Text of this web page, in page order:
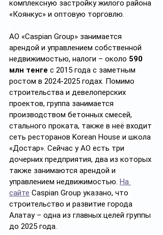
комплексную застройку жилого района
«Коянкус» и оптовую торговлю.
АО «Caspian Group» занимается
арендой и управлением собственной
недвижимостью, налоги – около 590
млн тенге с 2015 года с заметным
ростом в 2024-2025 годах. Помимо
строительства и девелоперских
проектов, группа занимается
производством бетонных смесей,
стального проката, также в неё входит
сеть ресторанов Korean House и школа
«Достар». Сейчас у АО есть три
дочерних предприятия, два из которых
также занимаются арендой и
управлением недвижимостью. На
сайте Caspian Group указано, что
строительство и развитие города
Алатау – одна из главных целей группы
до 2025 года.